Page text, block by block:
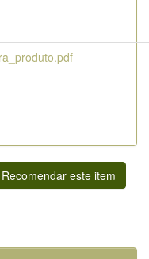
Recomendar este item